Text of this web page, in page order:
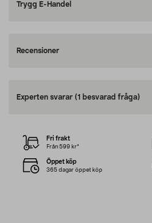
Trygg E-Handel
Recensioner
Experten svarar (1 besvarad fråga)
Fri frakt
Från 599 kr*
Öppet köp
365 dagar öppet köp